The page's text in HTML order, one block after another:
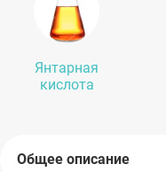
Янтарная
кислота
Общее описание